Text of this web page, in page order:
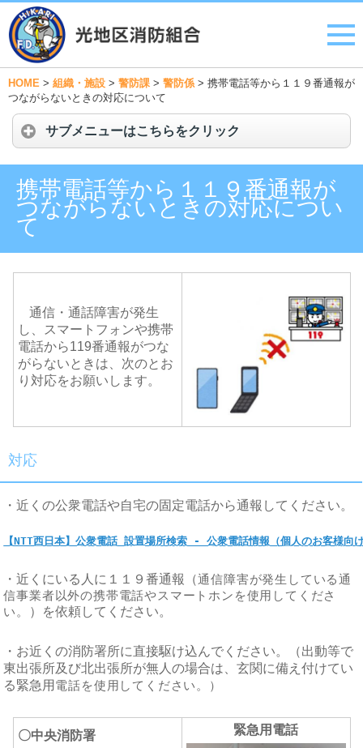
HOME > 組織・施設 > 警防課 > 警防係 > 携帯電話等から１１９番通報が
つながらないときの対応について
サブメニューはこちらをクリック
携帯電話等から１１９番通報が
つながらないときの対応につい
て
通信・通話障害が発生
し、スマートフォンや携帯
電話から119番通報がつな
がらないときは、次のとお
り対応をお願いします。
対応
・近くの公衆電話や自宅の固定電話から通報してください。
【NTT西日本】公衆電話 設置場所検索 - 公衆電話情報（個人のお客様向
・近くにいる人に１１９番通報（通信障害が発生している通
信事業者以外の携帯電話やスマートホンを使用してくださ
い。
）を依頼してください。
・お近くの消防署所に直接駆け込んでください。（出動等で
東出張所及び北出張所が無人の場合は、玄関に備え付けてい
る緊急用 電話を使用してください。）
〇中央消防署
緊急用電話